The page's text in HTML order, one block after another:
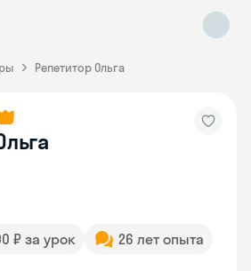
Репетитор Ольга
₽ за урок
26 лет опыта